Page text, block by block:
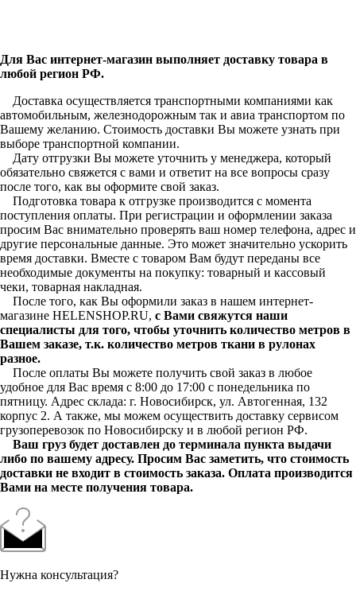
Для Вас интернет-магазин выполняет доставку товара в
любой регион РФ.
Доставка осуществляется транспортными компаниями как
автомобильным, железнодорожным так и авиа транспортом по
Вашему желанию. Стоимость доставки Вы можете узнать при
выборе транспортной компании.
Дату отгрузки Вы можете уточнить у менеджера, который
обязательно свяжется с вами и ответит на все вопросы сразу
после того, как вы оформите свой заказ.
Подготовка товара к отгрузке производится с момента
поступления оплаты. При регистрации и оформлении заказа
просим Вас внимательно проверять ваш номер телефона, адрес и
другие персональные данные. Это может значительно ускорить
время доставки. Вместе с товаром Вам будут переданы все
необходимые документы на покупку: товарный и кассовый
чеки, товарная накладная.
После того, как Вы оформили заказ в нашем интернет-
магазине HELENSHOP.RU, с Вами свяжутся наши
специалисты для того, чтобы уточнить количество метров в
Вашем заказе, т.к. количество метров ткани в рулонах
разное.
После оплаты Вы можете получить свой заказ в любое
удобное для Вас время с 8:00 до 17:00 с понедельника по
пятницу. Адрес склада: г. Новосибирск, ул. Автогенная, 132
корпус 2. А также, мы можем осуществить доставку сервисом
грузоперевозок по Новосибирску и в любой регион РФ.
Ваш груз будет доставлен до терминала пункта выдачи
либо по вашему адресу. Просим Вас заметить, что стоимость
доставки не входит в стоимость заказа. Оплата производится
Вами на месте получения товара.
Нужна консультация?